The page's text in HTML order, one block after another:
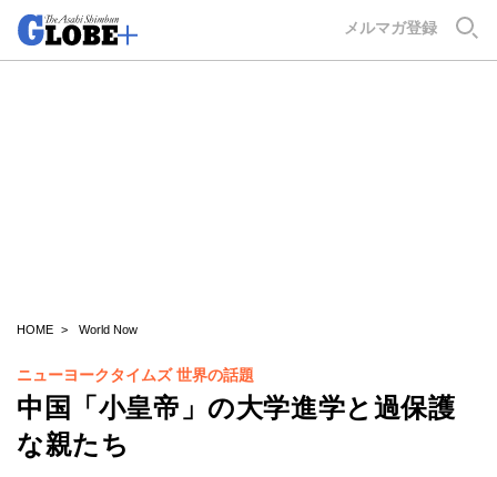
メルマガ登録
HOME World Now
ニューヨークタイムズ 世界の話題
中国「小皇帝」の大学進学と過保護
な親たち